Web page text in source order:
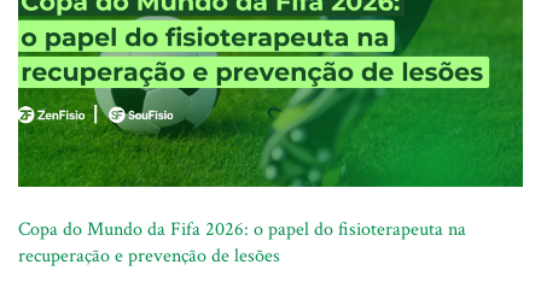
Copa do Mundo da Fifa 2026: o papel do fisioterapeuta na
recuperação e prevenção de lesões